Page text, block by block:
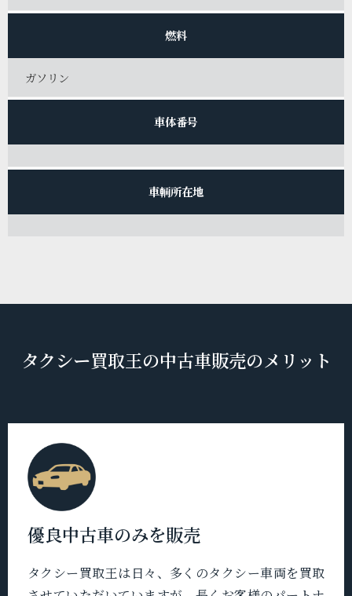
燃料
ガソリン
車体番号
車輌所在地
タクシー買取王の中古車販売のメリット
優良中古車のみを販売
タクシー買取王は日々、多くのタクシー車両を買取